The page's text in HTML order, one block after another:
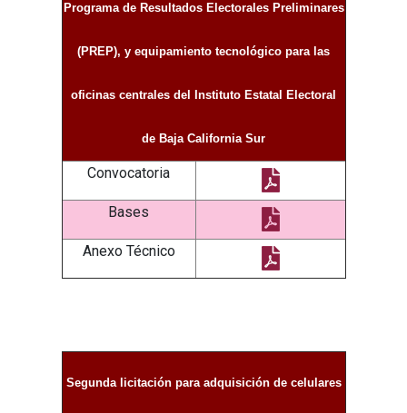
Programa de Resultados Electorales Preliminares
(PREP), y equipamiento tecnológico para las
oficinas centrales del Instituto Estatal Electoral
de Baja California Sur
Convocatoria
Bases
Anexo Técnico
Segunda licitación para adquisición de celulares